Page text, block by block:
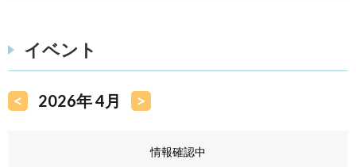
イベント
< 2026年 4月 >
情報確認中